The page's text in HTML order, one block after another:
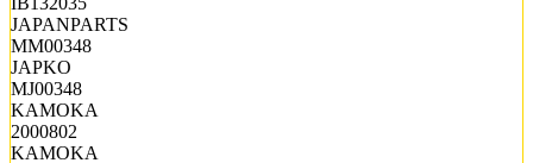
JAPANPARTS
MM00348
JAPKO
MJ00348
KAMOKA
2000802
KAMOKA